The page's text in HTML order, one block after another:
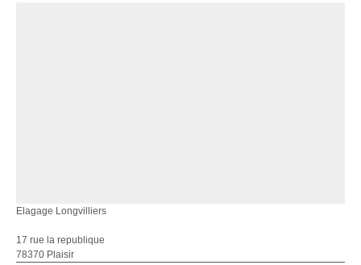
Elagage Longvilliers
17 rue la republique
78370 Plaisir